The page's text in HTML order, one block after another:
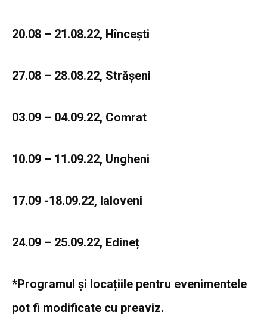
20.08 – 21.08.22, Hîncești
27.08 – 28.08.22, Strășeni
03.09 – 04.09.22, Comrat
10.09 – 11.09.22, Ungheni
17.09 -18.09.22, Ialoveni
24.09 – 25.09.22, Edineț
*Programul și locațiile pentru evenimentele
pot fi modificate cu preaviz.